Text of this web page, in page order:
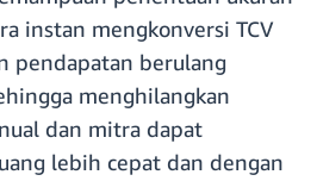
instan mengkonversi TCV
pendapatan berulang
menghilangkan
dan mitra dapat
lebih cepat dan dengan